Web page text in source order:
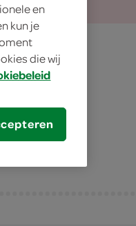
en
kun je
die wij